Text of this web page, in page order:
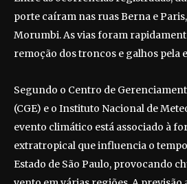
porte caíram nas ruas Berna e
Morumbi. As vias foram
remoção dos troncos e galhos pela
Segundo o Centro de
(CGE) e o Instituto Nacional de
evento climático está associado à
extratropical que influencia o
Estado de São Paulo, provocando